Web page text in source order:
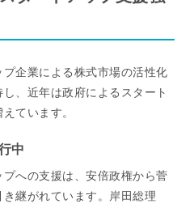
企業による株式市場の活性化
、近年は政府によるスタート
ています。
中
への支援は、安倍政権から菅
継がれています。岸田総理